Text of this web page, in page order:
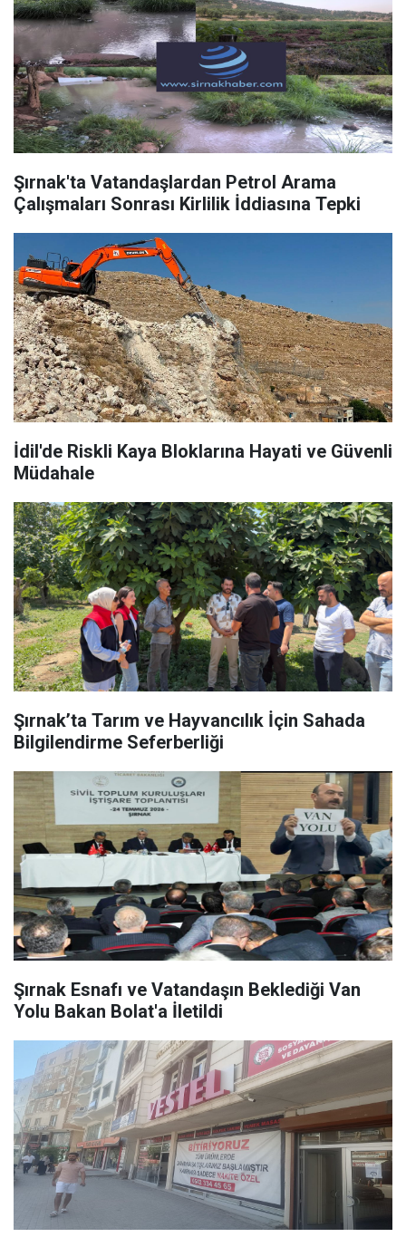
Şırnak'ta Vatandaşlardan Petrol Arama
Çalışmaları Sonrası Kirlilik İddiasına Tepki
İdil'de Riskli Kaya Bloklarına Hayati ve Güvenli
Müdahale
Şırnak’ta Tarım ve Hayvancılık İçin Sahada
Bilgilendirme Seferberliği
Şırnak Esnafı ve Vatandaşın Beklediği Van
Yolu Bakan Bolat'a İletildi